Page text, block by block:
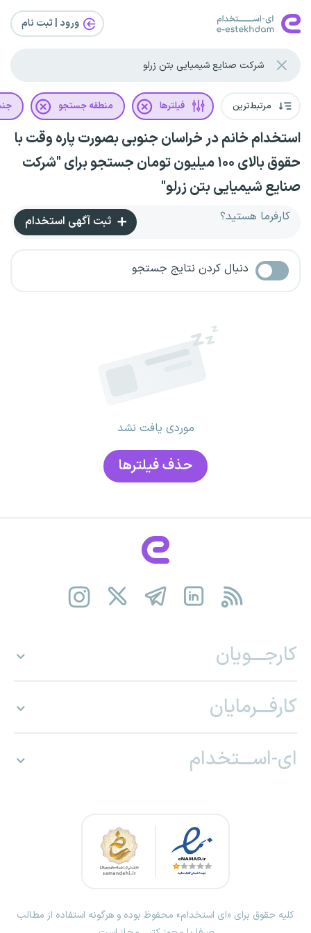
ورود | ثبت‌ نام
مرتبط‌ترین فیلترها منطقه جستجو
استخدام خانم در خراسان جنوبی بصورت پاره وقت با
حقوق بالای ۱۰۰ میلیون تومان جستجو برای "شرکت
صنایع شیمیایی بتن زرلو"
کارفرما هستید؟ ثبت آگهی استخدام
دنبال کردن نتایج جستجو
موردی یافت نشد
حذف فیلتر‌ها
کارجـــویان
کارفـــرمایان
ای-اســـتخدام
کلیه حقوق برای «ای استخدام» محفوظ بوده و هرگونه استفاده از مطالب